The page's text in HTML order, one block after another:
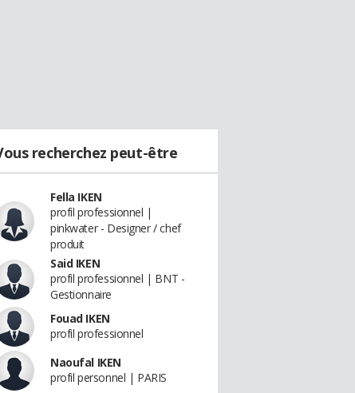
recherchez peut-être
Fella IKEN
profil professionnel |
pinkwater - Designer / chef
produit
Said IKEN
profil professionnel | BNT -
Gestionnaire
Fouad IKEN
profil professionnel
Naoufal IKEN
profil personnel | PARIS